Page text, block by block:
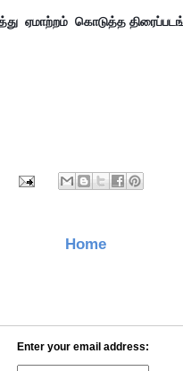
Home
Enter your email address: